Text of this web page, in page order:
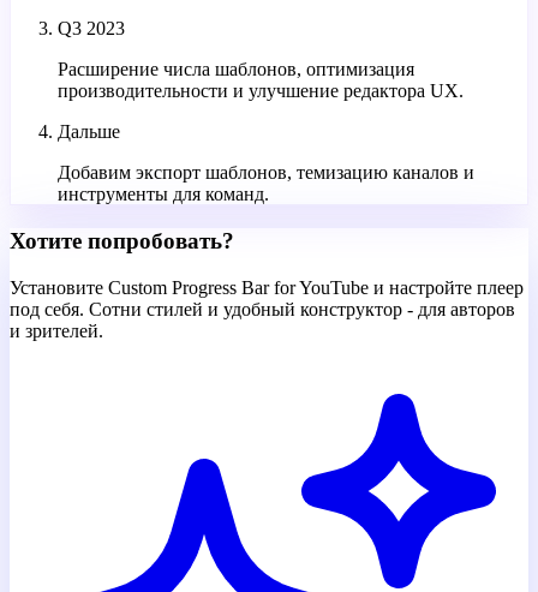
Q3 2023
Расширение числа шаблонов, оптимизация
производительности и улучшение редактора UX.
Дальше
Добавим экспорт шаблонов, темизацию каналов и
инструменты для команд.
Хотите попробовать?
Установите Custom Progress Bar for YouTube и настройте плеер
под себя. Сотни стилей и удобный конструктор - для авторов
и зрителей.